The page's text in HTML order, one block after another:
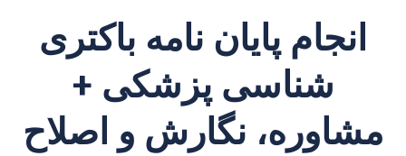
انجام پایان نامه باکتری
شناسی پزشکی +
مشاوره، نگارش و اصلاح